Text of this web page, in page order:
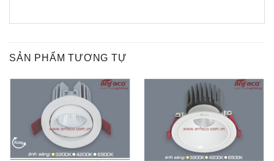
SẢN PHẨM TƯƠNG TỰ